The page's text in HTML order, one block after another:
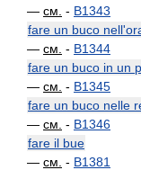
— см. - B1343
fare un buco
— см. - B1344
fare un buco in un
— см. - B1345
fare un buco nelle
— см. - B1346
fare il bue
— см. - B1381